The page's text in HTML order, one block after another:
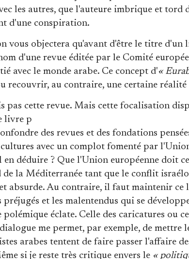
les autres, que l'auteure imbrique et tord
d'une conspiration.
vous objectera qu'avant d'être le titre d'un
d'une revue éditée par le Comité
avec le monde arabe. Ce concept d'«
recouvrir, au contraire, une certaine réalité
pas cette revue. Mais cette focalisation
livre p
des revues et des fondations
avec un complot fomenté par
en déduire ? Que l'Union européenne doit
de la Méditerranée tant que le conflit
absurde. Au contraire, il faut maintenir ce
et les malentendus qui se
polémique éclate. Celle des caricatures ou
me permet, par exemple, de mettre
arabes tentent de faire passer l'affaire
si je reste très critique envers le «